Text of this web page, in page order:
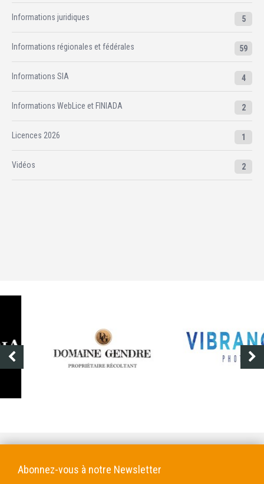
Informations juridiques 5
Informations régionales et fédérales 59
Informations SIA 4
Informations WebLice et FINIADA 2
Licences 2026 1
Vidéos 2
Abonnez-vous à notre Newsletter